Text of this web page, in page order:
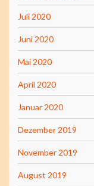
Juli 2020
Juni 2020
Mai 2020
April 2020
Januar 2020
Dezember 2019
November 2019
August 2019